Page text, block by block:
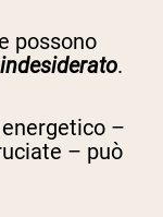
possono
indesiderato.
–
– può